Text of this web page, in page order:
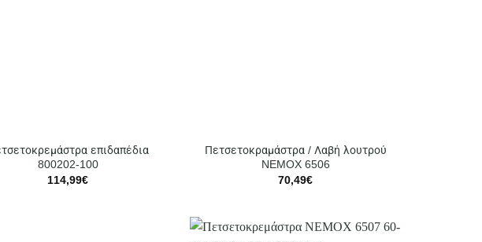
επιδαπέδια
800202-100
114,99€
Πετσετοκραμάστρα / Λαβή λουτρού
NEMOX 6506
70,49€